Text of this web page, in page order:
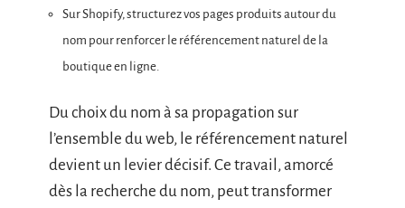
Sur Shopify, structurez vos pages produits autour du
nom pour renforcer le référencement naturel de la
boutique en ligne.
Du choix du nom à sa propagation sur
l’ensemble du web, le référencement naturel
devient un levier décisif. Ce travail, amorcé
dès la recherche du nom, peut transformer